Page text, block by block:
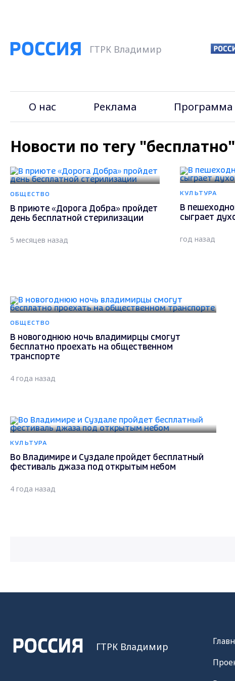
ГТРК Владимир
О нас Реклама Программа
Новости по тегу
ОБЩЕСТВО
В приюте «Дорога Добра» пройдет
день бесплатной стерилизации
5 месяцев назад
КУЛЬТУРА
В
сыграет
год назад
ОБЩЕСТВО
В новогоднюю ночь владимирцы смогут
бесплатно проехать на общественном
транспорте
4 года назад
КУЛЬТУРА
Во Владимире и Суздале пройдет бесплатный
фестиваль джаза под открытым небом
4 года назад
ГТРК Владимир